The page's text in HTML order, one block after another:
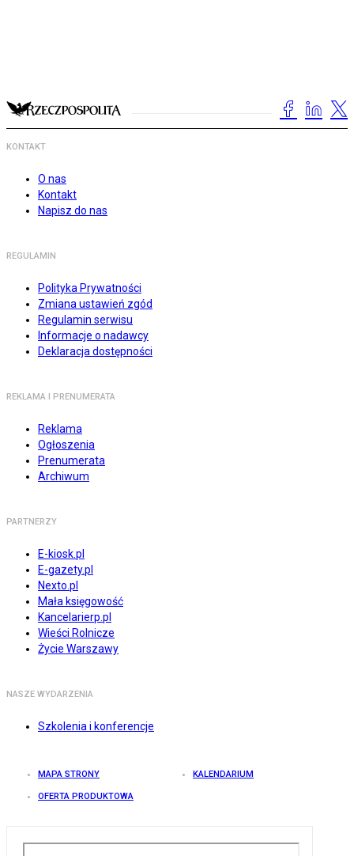
KONTAKT
O nas
Kontakt
Napisz do nas
REGULAMIN
Polityka Prywatności
Zmiana ustawień zgód
Regulamin serwisu
Informacje o nadawcy
Deklaracja dostępności
REKLAMA I PRENUMERATA
Reklama
Ogłoszenia
Prenumerata
Archiwum
PARTNERZY
E-kiosk.pl
E-gazety.pl
Nexto.pl
Mała księgowość
Kancelarierp.pl
Wieści Rolnicze
Życie Warszawy
NASZE WYDARZENIA
Szkolenia i konferencje
MAPA STRONY KALENDARIUM
OFERTA PRODUKTOWA